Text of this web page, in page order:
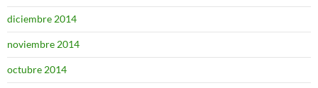
diciembre 2014
noviembre 2014
octubre 2014